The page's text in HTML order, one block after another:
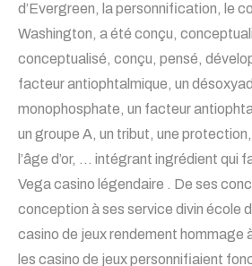
d’Evergreen, la personnification, le
Washington, a été conçu,
conceptualisé, conçu, pensé,
facteur antiophtalmique, un
monophosphate, un facteur
un groupe A, un tribut, une
l’âge d’or, … intégrant ingrédient qui
Vega casino légendaire . De ses
conception à ses service divin école
casino de jeux rendement hommage
les casino de jeux personnifiaient